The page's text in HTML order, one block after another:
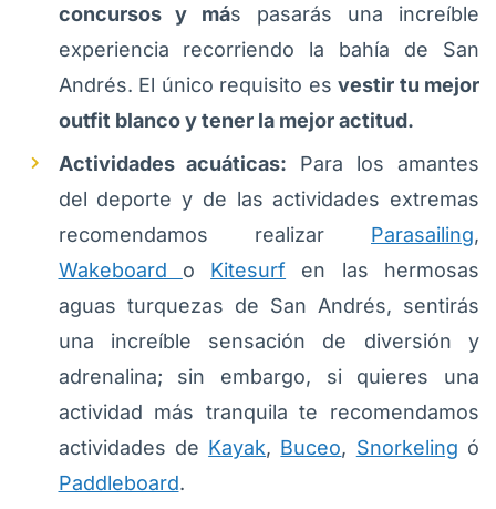
concursos y más pasarás una increíble
experiencia recorriendo la bahía de San
Andrés. El único requisito es vestir tu mejor
outfit blanco y tener la mejor actitud.
Actividades acuáticas: Para los amantes
del deporte y de las actividades extremas
recomendamos realizar Parasailing,
Wakeboard o Kitesurf en las hermosas
aguas turquezas de San Andrés, sentirás
una increíble sensación de diversión y
adrenalina; sin embargo, si quieres una
actividad más tranquila te recomendamos
actividades de Kayak, Buceo, Snorkeling ó
Paddleboard.